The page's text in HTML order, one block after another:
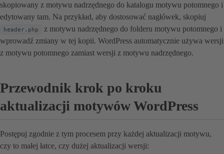
skopiowany z motywu nadrzędnego do katalogu motywu potomnego i
edytowany tam. Na przykład, aby dostosować nagłówek, skopiuj
header.php
z motywu nadrzędnego do folderu motywu potomnego i
wprowadź zmiany w tej kopii. WordPress automatycznie używa wersji
z motywu potomnego zamiast wersji z motywu nadrzędnego.
Przewodnik krok po kroku
aktualizacji motywów WordPress
Postępuj zgodnie z tym procesem przy każdej aktualizacji motywu,
czy to małej łatce, czy dużej aktualizacji wersji: